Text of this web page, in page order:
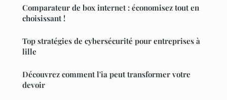
Comparateur de box internet : économisez tout en
choisissant !
Top stratégies de cybersécurité pour entreprises à
lille
Découvrez comment l'ia peut transformer votre
devoir